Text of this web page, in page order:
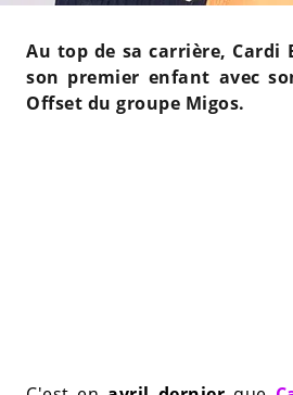
Au top de sa carrière,
son premier enfant avec
Offset du groupe Migos.